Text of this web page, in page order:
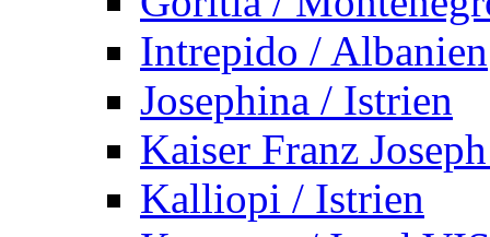
Intrepido / Albanien
Josephina / Istrien
Kaiser Franz
Kalliopi / Istrien